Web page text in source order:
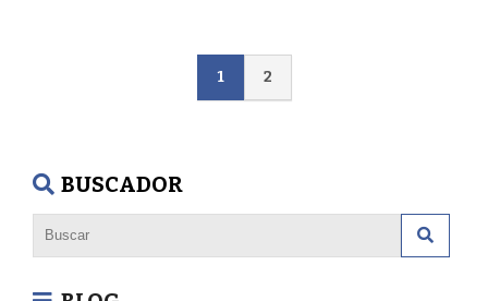
1 2
BUSCADOR